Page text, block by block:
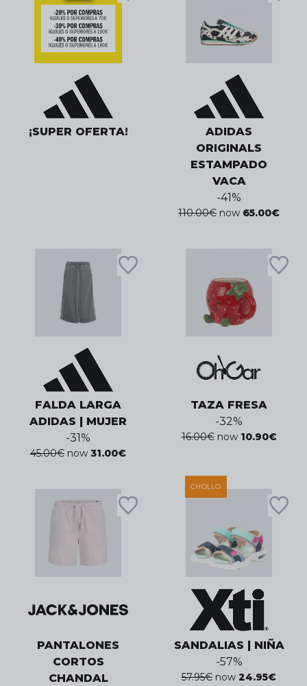
¡SUPER OFERTA!
ADIDAS
ORIGINALS
ESTAMPADO
VACA
-41%
110.00€ now 65.00€
FALDA LARGA
ADIDAS | MUJER
-31%
45.00€ now 31.00€
TAZA FRESA
-32%
16.00€ now 10.90€
PANTALONES
CORTOS
CHANDAL
CHOLLO
SANDALIAS | NIÑA
-57%
57.95€ now 24.95€